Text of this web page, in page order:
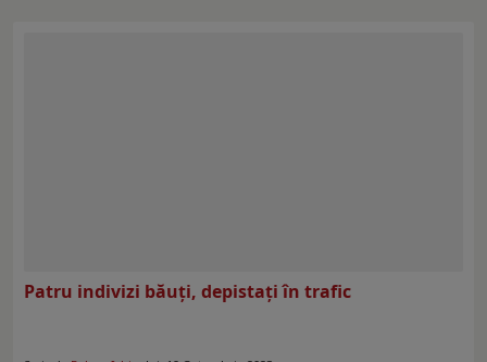
Patru indivizi băuți, depistați în trafic